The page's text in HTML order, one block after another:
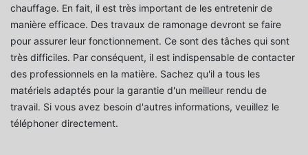
chauffage. En fait, il est très important de les entretenir de
manière efficace. Des travaux de ramonage devront se faire
pour assurer leur fonctionnement. Ce sont des tâches qui sont
très difficiles. Par conséquent, il est indispensable de contacter
des professionnels en la matière. Sachez qu'il a tous les
matériels adaptés pour la garantie d'un meilleur rendu de
travail. Si vous avez besoin d'autres informations, veuillez le
téléphoner directement.